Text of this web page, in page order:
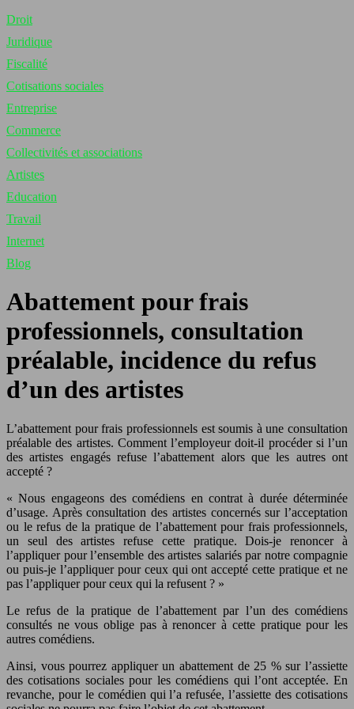
Droit
Juridique
Fiscalité
Cotisations sociales
Entreprise
Commerce
Collectivités et associations
Artistes
Education
Travail
Internet
Blog
Abattement pour frais
professionnels, consultation
préalable, incidence du refus
d’un des artistes
L’abattement pour frais professionnels est soumis à une consultation
préalable des artistes. Comment l’employeur doit-il procéder si l’un
des artistes engagés refuse l’abattement alors que les autres ont
accepté ?
« Nous engageons des comédiens en contrat à durée déterminée
d’usage. Après consultation des artistes concernés sur l’acceptation
ou le refus de la pratique de l’abattement pour frais professionnels,
un seul des artistes refuse cette pratique. Dois-je renoncer à
l’appliquer pour l’ensemble des artistes salariés par notre compagnie
ou puis-je l’appliquer pour ceux qui ont accepté cette pratique et ne
pas l’appliquer pour ceux qui la refusent ? »
Le refus de la pratique de l’abattement par l’un des comédiens
consultés ne vous oblige pas à renoncer à cette pratique pour les
autres comédiens.
Ainsi, vous pourrez appliquer un abattement de 25 % sur l’assiette
des cotisations sociales pour les comédiens qui l’ont acceptée. En
revanche, pour le comédien qui l’a refusée, l’assiette des cotisations